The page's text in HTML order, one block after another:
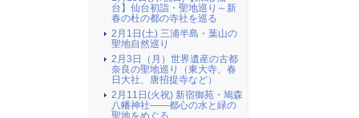
台】仙台初詣・聖地巡り～新
春の杜の都の寺社を巡る
2月1日(土) 三浦半島・葉山の
聖地自然巡り
2月3日（月）世界遺産の古都
奈良の聖地巡り（東大寺、春
日大社、唐招提寺など）
2月11日(火祝) 新宿御苑・鳩森
八幡神社――都心の水と緑の
聖地をめぐる